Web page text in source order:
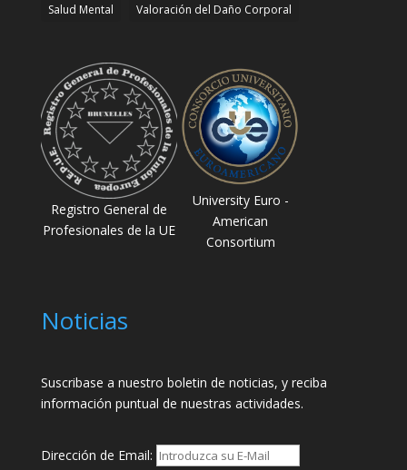
Salud Mental
Valoración del Daño Corporal
Registro General de
Profesionales de la UE
University Euro -
American
Consortium
Noticias
Suscribase a nuestro boletin de noticias, y reciba
información puntual de nuestras actividades.
Dirección de Email: